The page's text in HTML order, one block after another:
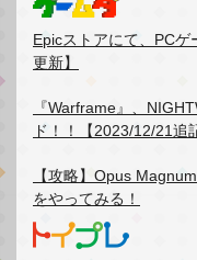
Epicストアにて、PC
更新】
『Warframe』、
ド！！【2023/12/21追
【攻略】Opus
をやってみる！